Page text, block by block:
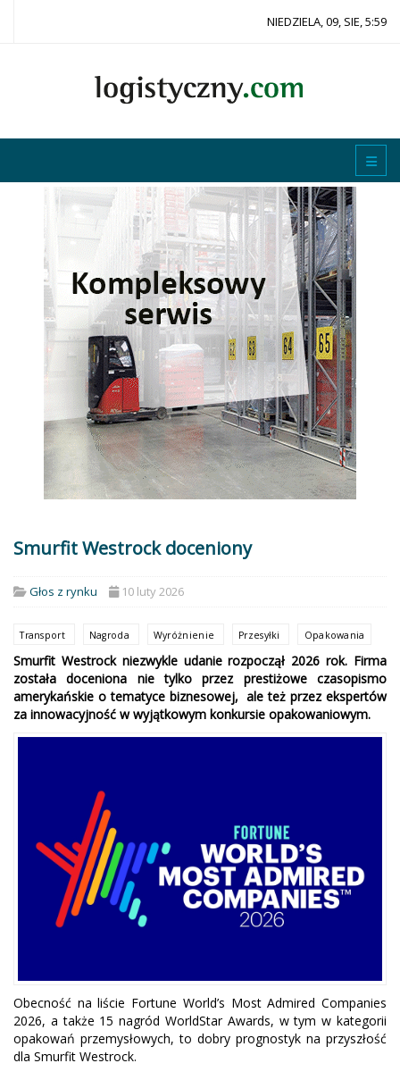
NIEDZIELA, 09, SIE, 5:59
Smurfit Westrock doceniony
Głos z rynku 10 luty 2026
Transport Nagroda Wyróżnienie Przesyłki Opakowania
Smurfit Westrock niezwykle udanie rozpoczął 2026 rok. Firma
została doceniona nie tylko przez prestiżowe czasopismo
amerykańskie o tematyce biznesowej, ale też przez ekspertów
za innowacyjność w wyjątkowym konkursie opakowaniowym.
Obecność na liście Fortune World’s Most Admired Companies
2026, a także 15 nagród WorldStar Awards, w tym w kategorii
opakowań przemysłowych, to dobry prognostyk na przyszłość
dla Smurfit Westrock.